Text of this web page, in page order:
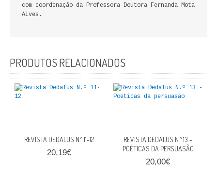
LITERATURA
FICÇÃO E ROMANCE
LABIRINTOS DE EROS
com coordenação da Professora Doutora Fernanda Mota
Alves.
PRODUTOS RELACIONADOS
REVISTA DEDALUS N.º 11-12
20,19€
REVISTA DEDALUS N.º 13 -
POÉTICAS DA PERSUASÃO
20,00€